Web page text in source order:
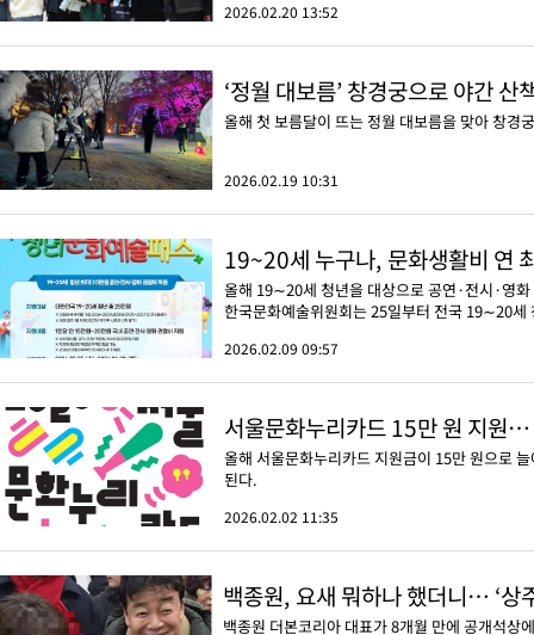
2026.02.20 13:52
‘정월 대보름’ 창경궁으로 야간 산
올해 첫 보름달이 뜨는 정월 대보름을 맞아 창경
2026.02.19 10:31
19~20세 누구나, 문화생활비 연
올해 19∼20세 청년을 대상으로 공연·전시·영
한국문화예술위원회는 25일부터 전국 19∼20세
2026.02.09 09:57
서울문화누리카드 15만 원 지원
올해 서울문화누리카드 지원금이 15만 원으로
된다.
2026.02.02 11:35
백종원, 요새 뭐하나 했더니… ‘상
백종원 더본코리아 대표가 8개월 만에 공개석상